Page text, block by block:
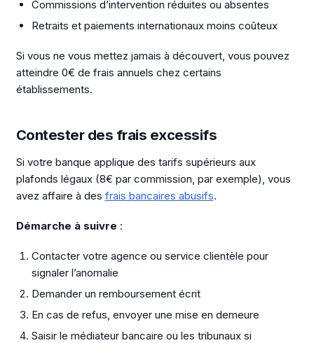
Commissions d’intervention réduites ou absentes
Retraits et paiements internationaux moins coûteux
Si vous ne vous mettez jamais à découvert, vous pouvez
atteindre 0€ de frais annuels chez certains
établissements.
Contester des frais excessifs
Si votre banque applique des tarifs supérieurs aux
plafonds légaux (8€ par commission, par exemple), vous
avez affaire à des frais bancaires abusifs.
Démarche à suivre :
Contacter votre agence ou service clientèle pour
signaler l’anomalie
Demander un remboursement écrit
En cas de refus, envoyer une mise en demeure
Saisir le médiateur bancaire ou les tribunaux si